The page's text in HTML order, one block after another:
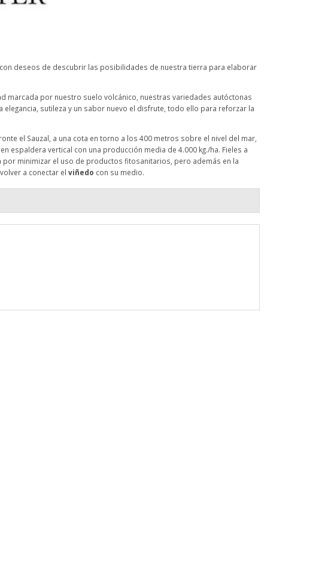
deseos de descubrir las posibilidades de nuestra tierra para elaborar
marcada por nuestro suelo volcánico, nuestras variedades autóctonas
sutileza y un sabor nuevo el disfrute, todo ello para reforzar la
el Sauzal, a una cota en torno a los 400 metros sobre el nivel del mar,
espaldera vertical con una producción media de 4.000 kg./ha. Fieles a
minimizar el uso de productos fitosanitarios, pero además en la
a conectar el viñedo con su medio.